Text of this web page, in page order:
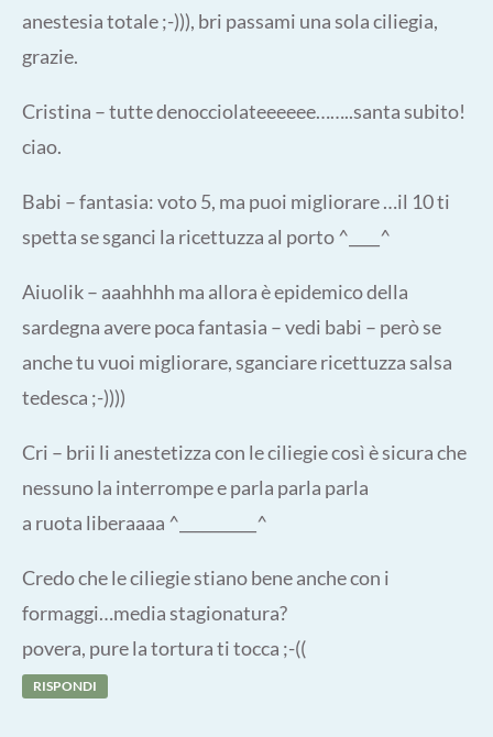
anestesia totale ;-))), bri passami una sola ciliegia,
grazie.
Cristina – tutte denocciolateeeeee……..santa subito!
ciao.
Babi – fantasia: voto 5, ma puoi migliorare …il 10 ti
spetta se sganci la ricettuzza al porto ^____^
Aiuolik – aaahhhh ma allora è epidemico della
sardegna avere poca fantasia – vedi babi – però se
anche tu vuoi migliorare, sganciare ricettuzza salsa
tedesca ;-))))
Cri – brii li anestetizza con le ciliegie così è sicura che
nessuno la interrompe e parla parla parla
a ruota liberaaaa ^__________^
Credo che le ciliegie stiano bene anche con i
formaggi…media stagionatura?
povera, pure la tortura ti tocca ;-((
RISPONDI